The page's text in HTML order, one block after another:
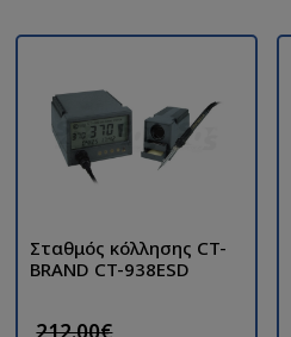
Σταθμός κόλλησης CT-
BRAND CT-938ESD